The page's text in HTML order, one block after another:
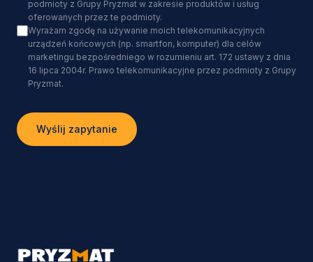
podmioty z Grupy Pryzmat w zakresie produktów i usług
oferowanych przez te podmioty.
Wyrażam zgodę na używanie moich telekomunikacyjnych
urządzeń końcowych (np. smartfon, komputer) dla celów
marketingu bezpośredniego w rozumieniu art. 172 ustawy z dnia
16 lipca 2004r. Prawo telekomunikacyjne przez podmioty z Grupy
Pryzmat.
Wyślij zapytanie